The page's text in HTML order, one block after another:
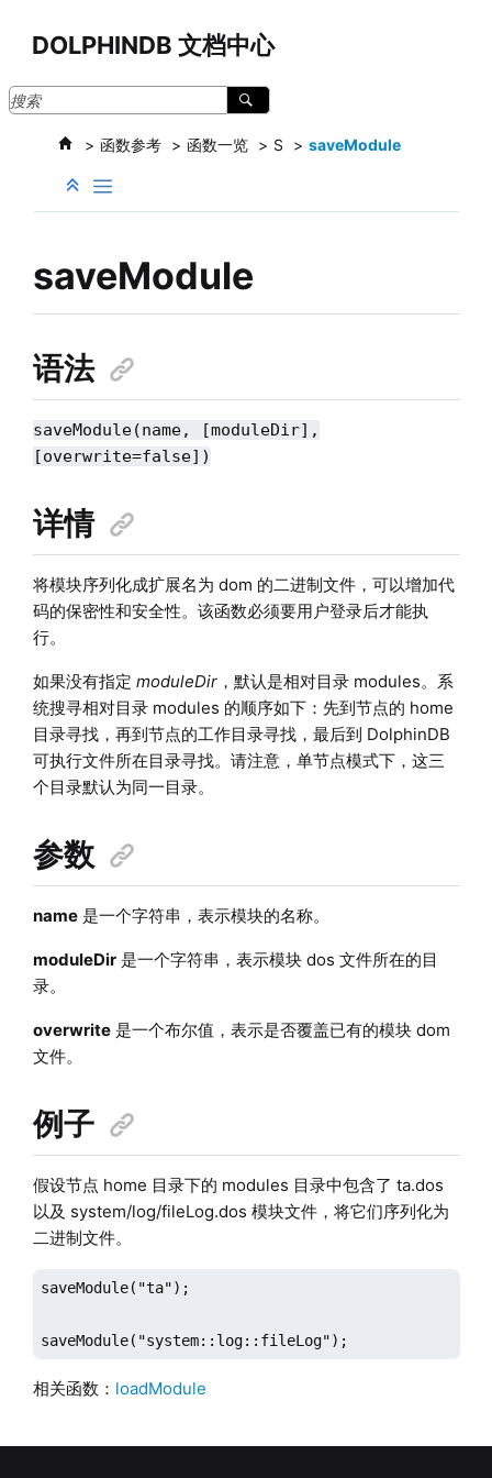
DOLPHINDB 文档中心
函数参考 函数一览 S saveModule
saveModule
语法
saveModule(name, [moduleDir],
[overwrite=false])
详情
将模块序列化成扩展名为 dom 的二进制文件，可以增加代
码的保密性和安全性。该函数必须要用户登录后才能执
行。
如果没有指定 moduleDir，默认是相对目录 modules。系
统搜寻相对目录 modules 的顺序如下：先到节点的 home
目录寻找，再到节点的工作目录寻找，最后到 DolphinDB
可执行文件所在目录寻找。请注意，单节点模式下，这三
个目录默认为同一目录。
参数
name是一个字符串，表示模块的名称。
moduleDir是一个字符串，表示模块 dos 文件所在的目
录。
overwrite是一个布尔值，表示是否覆盖已有的模块 dom
文件。
例子
假设节点 home 目录下的 modules 目录中包含了 ta.dos
以及 system/log/fileLog.dos 模块文件，将它们序列化为
二进制文件。
saveModule("ta");
saveModule("system::log::fileLog");
相关函数： loadModule